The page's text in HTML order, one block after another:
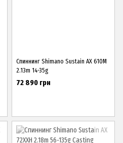
Спиннинг Shimano Sustain AX 610M
2.13m 14-35g
72 890 грн